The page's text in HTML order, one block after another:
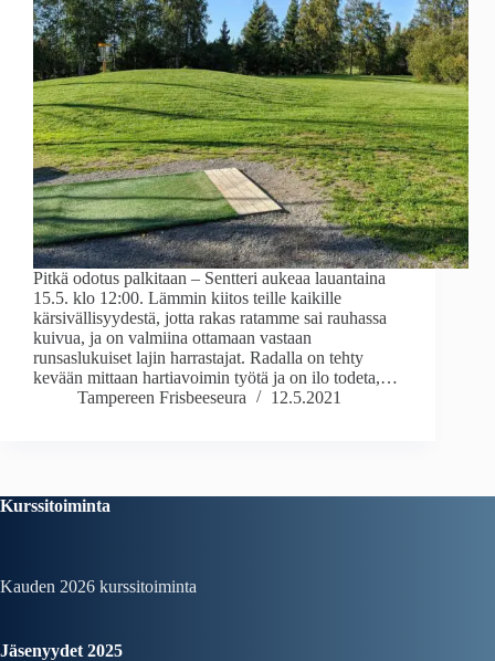
Pitkä odotus palkitaan – Sentteri aukeaa lauantaina
15.5. klo 12:00. Lämmin kiitos teille kaikille
kärsivällisyydestä, jotta rakas ratamme sai rauhassa
kuivua, ja on valmiina ottamaan vastaan
runsaslukuiset lajin harrastajat. Radalla on tehty
kevään mittaan hartiavoimin työtä ja on ilo todeta,…
Tampereen Frisbeeseura
12.5.2021
Kurssitoiminta
Kauden 2026 kurssitoiminta
Jäsenyydet 2025